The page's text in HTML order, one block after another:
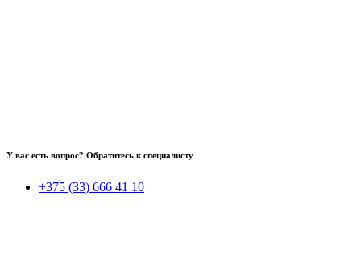
У вас есть вопрос? Обратитесь к специалисту
+375 (33) 666 41 10